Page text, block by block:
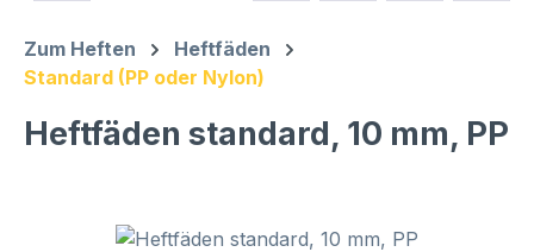
Zum Heften
Heftfäden
Standard (PP oder Nylon)
Heftfäden standard, 10 mm, PP
Bildergalerie überspringen